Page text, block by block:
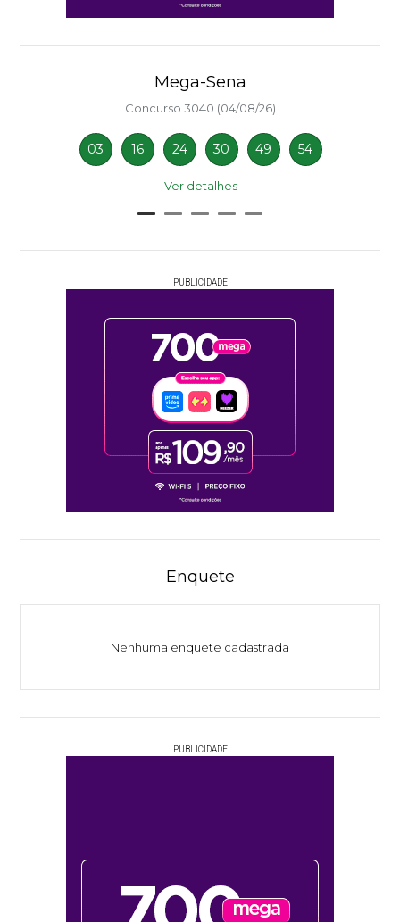
Mega-Sena
Concurso 3040 (04/08/26)
03 16 24 30 49 54
Ver detalhes
PUBLICIDADE
Enquete
Nenhuma enquete cadastrada
PUBLICIDADE